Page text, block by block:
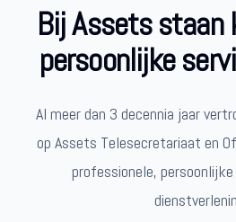
Bij Assets
persoonlijke
Al meer dan 3 decennia jaar
op Assets Telesecretariaat en
professionele,